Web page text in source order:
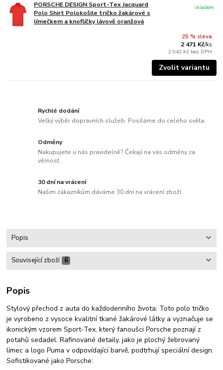
PORSCHE DESIGN Sport-Tex Jacquard
Polo Shirt Polokošile tričko žakárové s
límečkem a knoflíčky lávově oranžová
25 % sleva
2 471 Kč/ks
2 042 Kč bez DPH
skladem
Zvolit variantu
Rychlé dodání
Velký výběr dopravních služeb. Posíláme do celého světa.
Odměny
Nakupujete u nás pravidelně? Čekají na vás odměny za
věrnost.
30 dní na vrácení
Našim zákazníkům dáváme 30 dní na vrácení zboží.
Popis
Související zboží 6
Popis
Stylový přechod z auta do každodenního života: Toto polo tričko
je vyrobeno z vysoce kvalitní tkané žakárové látky a vyznačuje se
ikonickým vzorem Sport-Tex, který fanoušci Porsche poznají z
potahů sedadel. Rafinované detaily, jako je plochý žebrovaný
límec a logo Puma v odpovídající barvě, podtrhují speciální design.
Sofistikované jako Porsche: